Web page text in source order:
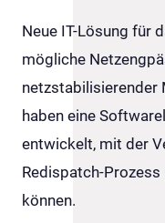
Neue IT-Lösung für
mögliche
netzstabilisierender
haben eine
entwickelt, mit der
Redispatch-
können.